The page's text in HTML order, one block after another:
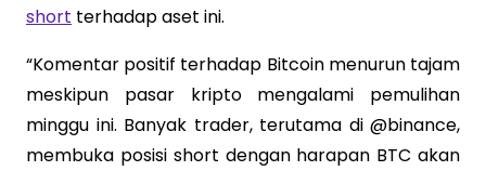
short terhadap aset ini.
“Komentar positif terhadap Bitcoin menurun tajam
meskipun pasar kripto mengalami pemulihan
minggu ini. Banyak trader, terutama di @binance,
membuka posisi short dengan harapan BTC akan